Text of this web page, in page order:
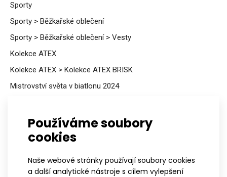
Používáme soubory
cookies
Naše webové stránky používají soubory cookies
a další analytické nástroje s cílem vylepšení
Sporty
Sporty > Běžkařské oblečení
Sporty > Běžkařské oblečení > Vesty
Kolekce ATEX
Kolekce ATEX > Kolekce ATEX BRISK
Mistrovství světa v biatlonu 2024
Muži > Pánské běžkařské oblečení
Muži > Pánské běžkařské oblečení > Pánské vesty
Český biatlon > Vesty